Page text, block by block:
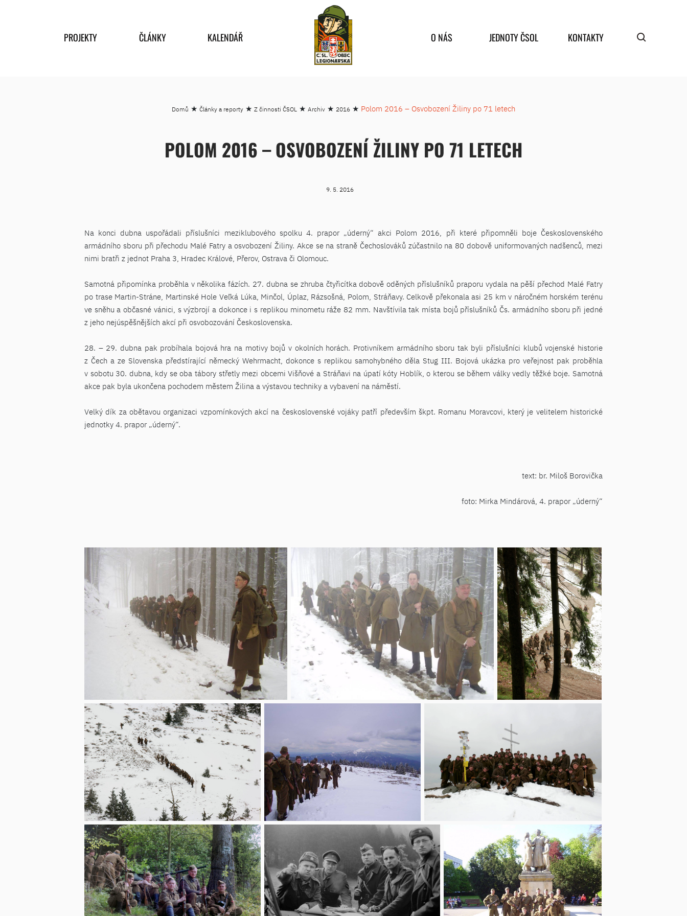
PROJEKTY ČLÁNKY KALENDÁŘ O NÁS JEDNOTY ČSOL KONTAKTY
Domů ★ Články a reporty ★ Z činnosti ČSOL ★ Archiv ★ 2016 ★ Polom 2016 – Osvobození Žiliny po 71 letech
POLOM 2016 – OSVOBOZENÍ ŽILINY PO 71 LETECH
9. 5. 2016
Na konci dubna uspořádali příslušníci meziklubového spolku 4. prapor „úderný“ akci Polom 2016, při které připomněli boje Československého
armádního sboru při přechodu Malé Fatry a osvobození Žiliny. Akce se na straně Čechoslováků zúčastnilo na 80 dobově uniformovaných nadšenců, mezi
nimi bratři z jednot Praha 3, Hradec Králové, Přerov, Ostrava či Olomouc.
Samotná připomínka proběhla v několika fázích. 27. dubna se zhruba čtyřicítka dobově oděných příslušníků praporu vydala na pěší přechod Malé Fatry
po trase Martin-Stráne, Martinské Hole Veľká Lúka, Minčol, Úplaz, Rázsošná, Polom, Stráňavy. Celkově překonala asi 25 km v náročném horském terénu
ve sněhu a občasné vánici, s výzbrojí a dokonce i s replikou minometu ráže 82 mm. Navštívila tak místa bojů příslušníků Čs. armádního sboru při jedné
z jeho nejúspěšnějších akcí při osvobozování Československa.
28. – 29. dubna pak probíhala bojová hra na motivy bojů v okolních horách. Protivníkem armádního sboru tak byli příslušníci klubů vojenské historie
z Čech a ze Slovenska předstírající německý Wehrmacht, dokonce s replikou samohybného děla Stug III. Bojová ukázka pro veřejnost pak proběhla
v sobotu 30. dubna, kdy se oba tábory střetly mezi obcemi Višňové a Stráňavi na úpatí kóty Hoblík, o kterou se během války vedly těžké boje. Samotná
akce pak byla ukončena pochodem městem Žilina a výstavou techniky a vybavení na náměstí.
Velký dík za obětavou organizaci vzpomínkových akcí na československé vojáky patří především škpt. Romanu Moravcovi, který je velitelem historické
jednotky 4. prapor „úderný“.
text: br. Miloš Borovička
foto: Mirka Mindárová, 4. prapor „úderný“